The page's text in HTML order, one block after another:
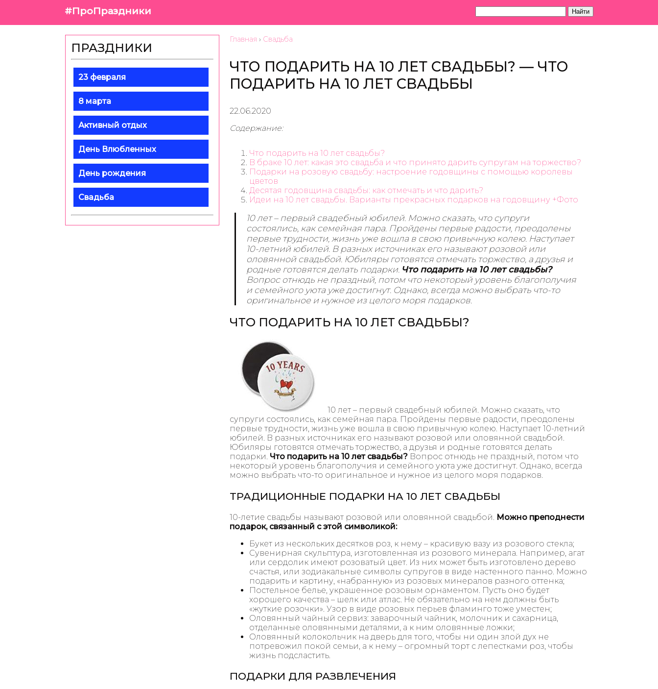
#ПроПраздники Найти
ПРАЗДНИКИ
23 февраля
8 марта
Активный отдых
День Влюбленных
День рождения
Свадьба
Главная › Свадьба
ЧТО ПОДАРИТЬ НА 10 ЛЕТ СВАДЬБЫ? — ЧТО
ПОДАРИТЬ НА 10 ЛЕТ СВАДЬБЫ
22.06.2020
Содержание:
Что подарить на 10 лет свадьбы?
В браке 10 лет: какая это свадьба и что принято дарить супругам на торжество?
Подарки на розовую свадьбу: настроение годовщины с помощью королевы
цветов
Десятая годовщина свадьбы: как отмечать и что дарить?
Идеи на 10 лет свадьбы. Варианты прекрасных подарков на годовщину +Фото
10 лет – первый свадебный юбилей. Можно сказать, что супруги
состоялись, как семейная пара. Пройдены первые радости, преодолены
первые трудности, жизнь уже вошла в свою привычную колею. Наступает
10-летний юбилей. В разных источниках его называют розовой или
оловянной свадьбой. Юбиляры готовятся отмечать торжество, а друзья и
родные готовятся делать подарки. Что подарить на 10 лет свадьбы?
Вопрос отнюдь не праздный, потом что некоторый уровень благополучия
и семейного уюта уже достигнут. Однако, всегда можно выбрать что-то
оригинальное и нужное из целого моря подарков.
ЧТО ПОДАРИТЬ НА 10 ЛЕТ СВАДЬБЫ?
10 лет – первый свадебный юбилей. Можно сказать, что
супруги состоялись, как семейная пара. Пройдены первые радости, преодолены
первые трудности, жизнь уже вошла в свою привычную колею. Наступает 10-летний
юбилей. В разных источниках его называют розовой или оловянной свадьбой.
Юбиляры готовятся отмечать торжество, а друзья и родные готовятся делать
подарки. Что подарить на 10 лет свадьбы? Вопрос отнюдь не праздный, потом что
некоторый уровень благополучия и семейного уюта уже достигнут. Однако, всегда
можно выбрать что-то оригинальное и нужное из целого моря подарков.
ТРАДИЦИОННЫЕ ПОДАРКИ НА 10 ЛЕТ СВАДЬБЫ
10-летие свадьбы называют розовой или оловянной свадьбой. Можно преподнести
подарок, связанный с этой символикой:
Букет из нескольких десятков роз, к нему – красивую вазу из розового стекла;
Сувенирная скульптура, изготовленная из розового минерала. Например, агат
или сердолик имеют розоватый цвет. Из них может быть изготовлено дерево
счастья, или зодиакальные символы супругов в виде настенного панно. Можно
подарить и картину, «набранную» из розовых минералов разного оттенка;
Постельное белье, украшенное розовым орнаментом. Пусть оно будет
хорошего качества – шелк или атлас. Не обязательно на нем должны быть
«жуткие розочки». Узор в виде розовых перьев фламинго тоже уместен;
Оловянный чайный сервиз: заварочный чайник, молочник и сахарница,
отделанные оловянными деталями, а к ним оловянные ложки;
Оловянный колокольчик на дверь для того, чтобы ни один злой дух не
потревожил покой семьи, а к нему – огромный торт с лепестками роз, чтобы
жизнь подсластить.
ПОДАРКИ ДЛЯ РАЗВЛЕЧЕНИЯ